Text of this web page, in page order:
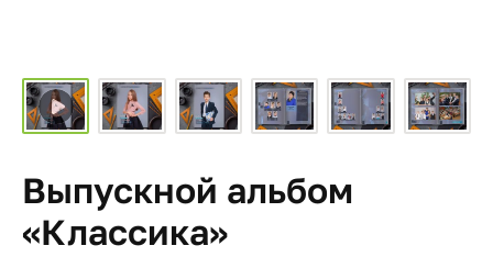
Выпускной альбом
«Классика»